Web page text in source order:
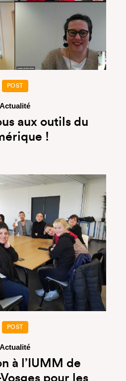
POST
Actualité
aux outils du
!
POST
Actualité
à l’IUMM de
pour les